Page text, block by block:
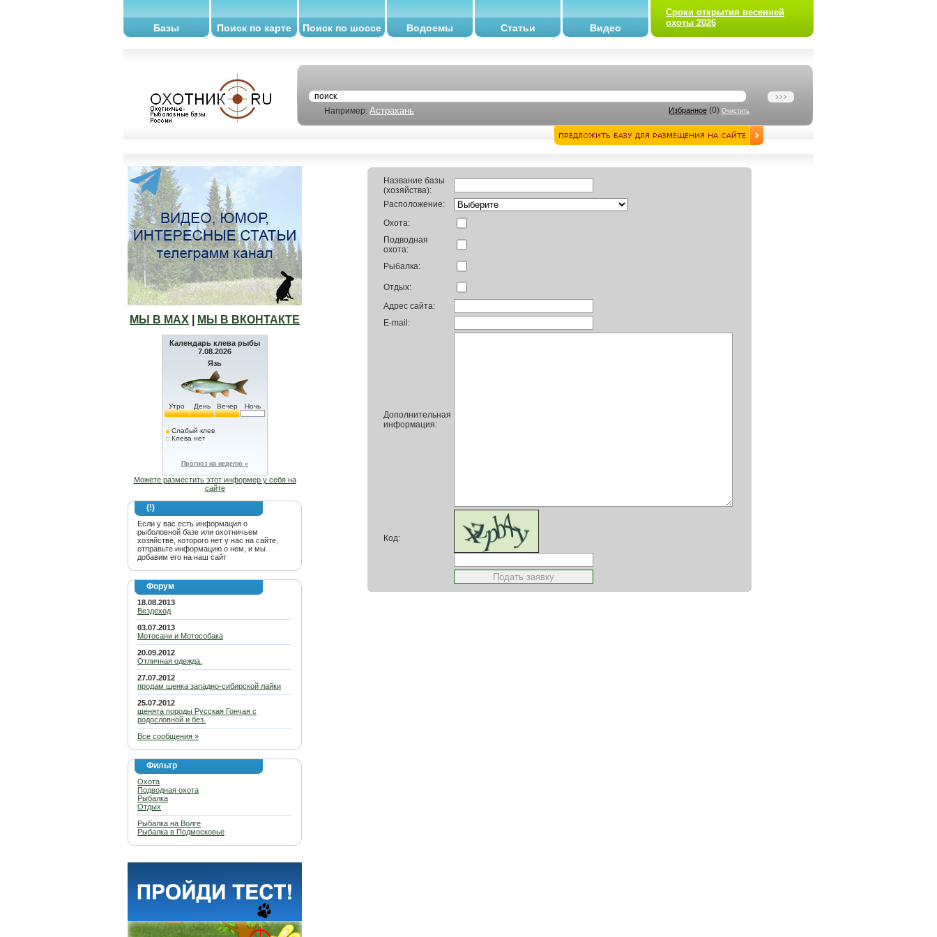
Базы Поиск по карте Поиск по шоссе Водоемы Статьи Видео
Сроки открытия весенней
охоты 2026
Например: Астрахань Избранное (0) Очистить
МЫ В МАХ МЫ В ВКОНТАКТЕ
Календарь клева рыбы
7.08.2026
Язь
Утро День Вечер Ночь
Слабый клев
Клева нет
Прогноз на неделю »
Можете разместить этот информер у себя на
сайте
(!)
Если у вас есть информация о
рыболовной базе или охотничьем
хозяйстве, которого нет у нас на сайте,
отправьте информацию о нем, и мы
добавим его на наш сайт
Форум
18.08.2013
Вездеход
03.07.2013
Мотосани и Мотособака
20.09.2012
Отличная одежда.
27.07.2012
продам щенка западно-сибирской лайки
25.07.2012
щенята породы Русская Гончая с
родословной и без.
Все сообщения »
Фильтр
Охота
Подводная охота
Рыбалка
Отдых
Рыбалка на Волге
Рыбалка в Подмосковье
Название базы
(хозяйства):
Расположение:
Охота:
Подводная
охота:
Рыбалка:
Отдых:
Адрес сайта:
E-mail:
Дополнительная
информация:
Код: